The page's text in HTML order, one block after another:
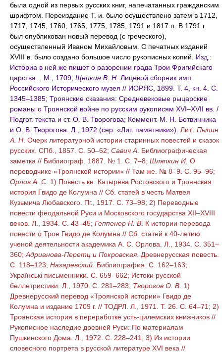
была одной из первых русских книг, напечатанных гражданским
шрифтом. Переиздание Т. и. было осуществлено затем в 1712,
1717, 1745, 1760, 1765, 1775, 1785, 1791 и 1817 гг. В 1791 г.
был опубликован новый перевод (с греческого),
осуществленный Иваном Михайловым. С печатных изданий
XVIII в. было создано большое число рукописных копий. Изд.:
Историа в ней же пишет о разорении града Трои Фригийскаго
царства... М., 1709; Щепкин В. Н. Лицевой сборник имп.
Российского Исторического музея // ИОРЯС, 1899. Т. 4, кн. 4. С.
1345–1385; Троянские сказания: Средневековые рыцарские
романы о Троянской войне по русским рукописям XVI–XVII вв. /
Подгот. текста и ст. О. В. Творогова; Коммент. М. Н. Ботвинника
и О. В. Творогова. Л., 1972 (сер. «Лит. памятники»). Лит.: Пыпин
А. Н . Очерк литературной истории старинных повестей и сказок
русских. СПб., 1857. С. 50–62; Савич А . Библиографическая
заметка // Библиограф. 1887. № 1. С. 7–8; Шляпкин И. О
переводчике «Троянской истории» // Там же. № 8–9. С. 95–96;
Орлов А. С. 1) Повесть кн. Катырева Ростовского и Троянская
история Гвидо де Колумна // Сб. статей в честь Матвея
Кузьмича Любавского. Пг., 1917. С. 73–98; 2) Переводные
повести феодальной Руси и Московского государства XII–XVIII
веков. Л., 1934. С. 43–45; Геппенер Н. В . К истории перевода
повести о Трое Гвидо де Колумна // Сб. статей к 40-летию
ученой деятельности академика А. С. Орлова. Л., 1934. С. 351–
360; Адрианова-Перетц и Покровская . Древнерусская повесть.
С. 118–123; Назаревский . Библиография. С. 162–163;
Українськi письменники. С. 659–662; Истоки русской
беллетристики. Л., 1970. С. 281–283; Творогов О. В . 1)
Древнерусский перевод «Троянской истории» Гвидо де
Колумна и издание 1709 г. // ТОДРЛ. Л., 1971. Т. 26. С. 64–71; 2)
Троянская история в переработке усть-цилемских книжников //
Рукописное наследие древней Руси: По материалам
Пушкинского Дома. Л., 1972. С. 228–241; 3) Из истории
словесного портрета в русской литературе XVI века //